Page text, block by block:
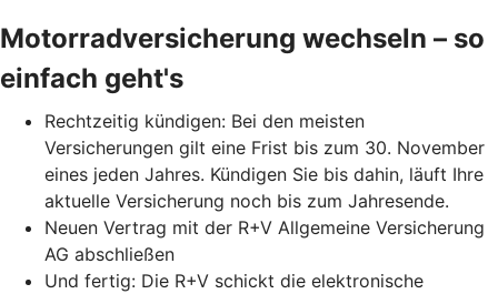
Motorradversicherung wechseln – so
einfach geht's
Rechtzeitig kündigen: Bei den meisten
Versicherungen gilt eine Frist bis zum 30. November
eines jeden Jahres. Kündigen Sie bis dahin, läuft Ihre
aktuelle Versicherung noch bis zum Jahresende.
Neuen Vertrag mit der R+V Allgemeine Versicherung
AG abschließen
Und fertig: Die R+V schickt die elektronische